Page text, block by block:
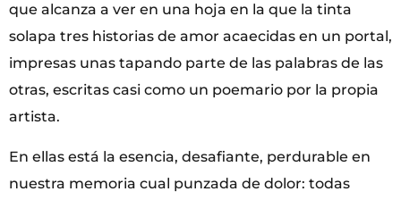
que alcanza a ver en una hoja en la que la tinta
solapa tres historias de amor acaecidas en un portal,
impresas unas tapando parte de las palabras de las
otras, escritas casi como un poemario por la propia
artista.
En ellas está la esencia, desafiante, perdurable en
nuestra memoria cual punzada de dolor: todas